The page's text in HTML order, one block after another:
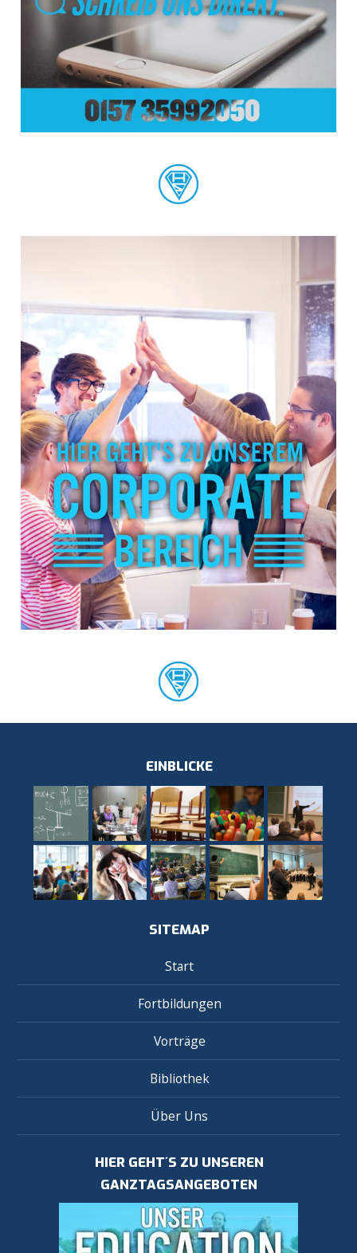
EINBLICKE
SITEMAP
Start
Fortbildungen
Vorträge
Bibliothek
Über Uns
HIER GEHT´S ZU UNSEREN
GANZTAGSANGEBOTEN